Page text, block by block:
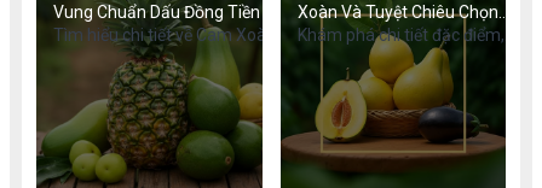
Vung Chuẩn Dấu Đồng Tiền
Tìm hiểu chi tiết về Cam Xoàn
Lai Vung: Đặc điểm nhận
dạng dấu đồng tiền, giá trị
dinh dưỡng chống ung thư,
cách phân biệt hàng chuẩn
VietGAP và mẹo chọn mua từ
Xoàn Và Tuyệt Chiêu Chọn
Quả
Khám phá chi tiết đặc điểm,
nguồn gốc, giá trị dinh dưỡng
và bí quyết chọn mua cam
xoàn chuẩn ngon. Trải
nghiệm cam xoàn VietGAP
an toàn, chất lượng từ Tu